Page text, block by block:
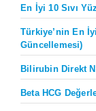
En İyi 10 Sıvı
Türkiye’nin En
Güncellemesi)
Bilirubin Direkt
Beta HCG